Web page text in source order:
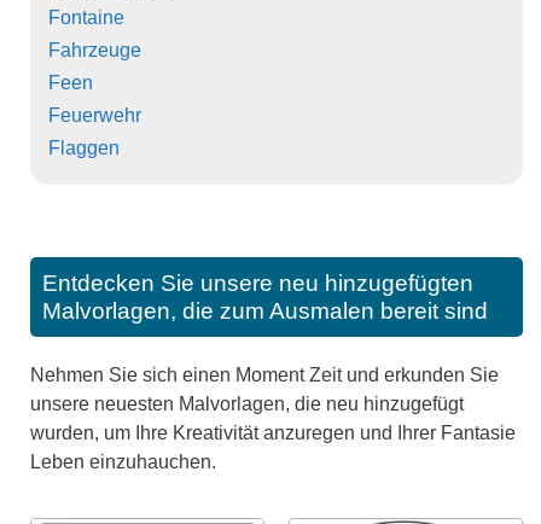
Fontaine
Fahrzeuge
Feen
Feuerwehr
Flaggen
Entdecken Sie unsere neu hinzugefügten
Malvorlagen, die zum Ausmalen bereit sind
Nehmen Sie sich einen Moment Zeit und erkunden Sie
unsere neuesten Malvorlagen, die neu hinzugefügt
wurden, um Ihre Kreativität anzuregen und Ihrer Fantasie
Leben einzuhauchen.